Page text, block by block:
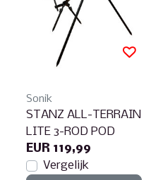
Sonik
STANZ ALL-TERRAIN
LITE 3-ROD POD
EUR 119,99
Vergelijk